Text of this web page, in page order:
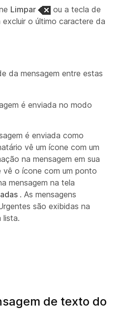
Limpar
ou a tecla de
o último caractere da
da mensagem entre estas
é enviada no modo
é enviada como
vê um ícone com um
na mensagem em sua
vê o ícone com um ponto
mensagem na tela
. As mensagens
são exibidas na
lista.
de texto do